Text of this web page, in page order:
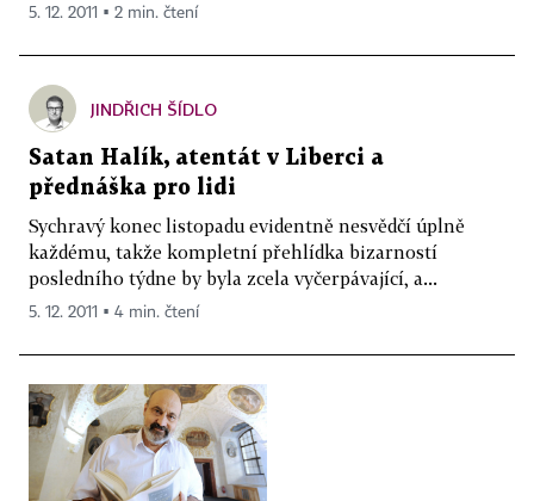
5. 12. 2011 ▪ 2 min. čtení
JINDŘICH ŠÍDLO
Satan Halík, atentát v Liberci a
přednáška pro lidi
Sychravý konec listopadu evidentně nesvědčí úplně
každému, takže kompletní přehlídka bizarností
posledního týdne by byla zcela vyčerpávající, a...
5. 12. 2011 ▪ 4 min. čtení